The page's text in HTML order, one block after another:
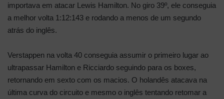
importava em atacar Lewis Hamilton. No giro 39º, ele conseguia
a melhor volta 1:12:143 e rodando a menos de um segundo
atrás do inglês.
Verstappen na volta 40 conseguia assumir o primeiro lugar ao
ultrapassar Hamilton e Ricciardo seguindo para os boxes,
retornando em sexto com os macios. O holandês atacava na
última curva do circuito e mesmo o inglês tentando retomar a